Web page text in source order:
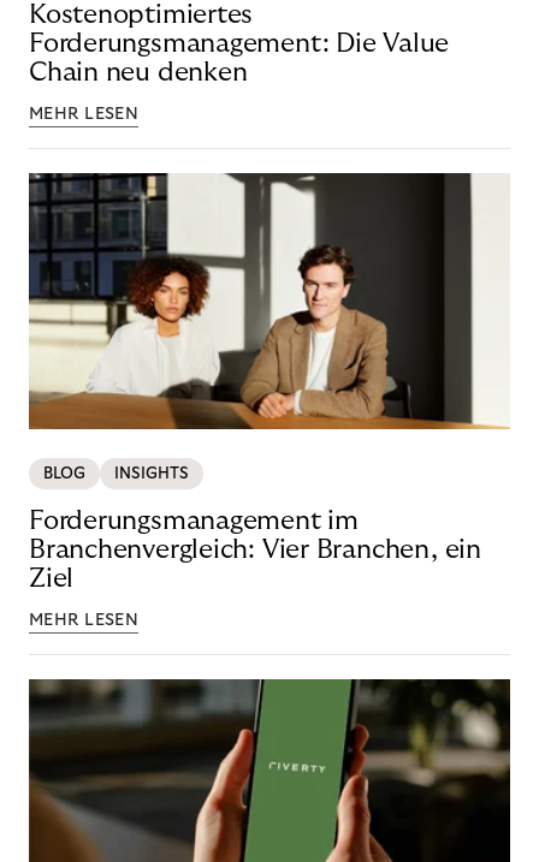
Kostenoptimiertes
Forderungsmanagement: Die Value
Chain neu denken
MEHR LESEN
BLOG INSIGHTS
Forderungsmanagement im
Branchenvergleich: Vier Branchen, ein
Ziel
MEHR LESEN